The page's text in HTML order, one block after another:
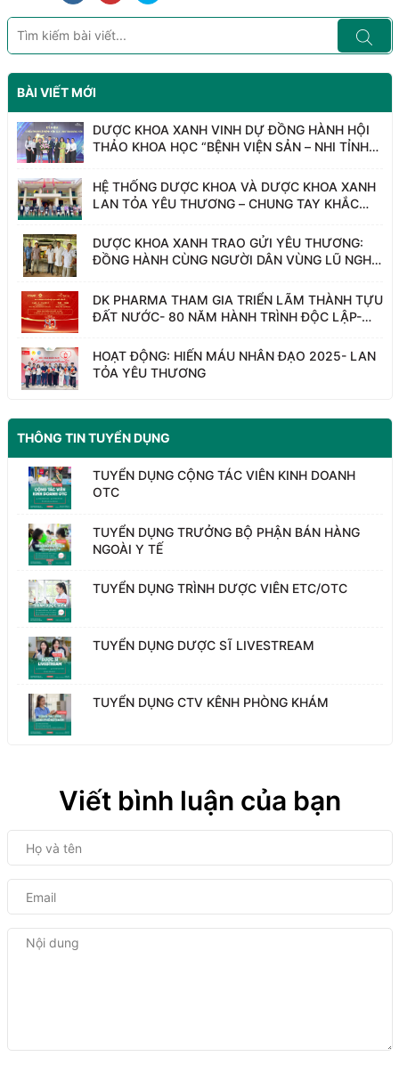
BÀI VIẾT MỚI
DƯỢC KHOA XANH VINH DỰ ĐỒNG HÀNH HỘI
THẢO KHOA HỌC “BỆNH VIỆN SẢN – NHI TỈNH
NGHIÊN CỨU”
HỆ THỐNG DƯỢC KHOA VÀ DƯỢC KHOA XANH
LAN TỎA YÊU THƯƠNG – CHUNG TAY KHẮC
DƯỢC KHOA XANH TRAO GỬI YÊU THƯƠNG:
ĐỒNG HÀNH CÙNG NGƯỜI DÂN VÙNG LŨ NGHỆ
DK PHARMA THAM GIA TRIỂN LÃM THÀNH TỰU
ĐẤT NƯỚC- 80 NĂM HÀNH TRÌNH ĐỘC LẬP-
HOẠT ĐỘNG: HIẾN MÁU NHÂN ĐẠO 2025- LAN
TỎA YÊU THƯƠNG
THÔNG TIN TUYỂN DỤNG
TUYỂN DỤNG CỘNG TÁC VIÊN KINH DOANH
OTC
TUYỂN DỤNG TRƯỞNG BỘ PHẬN BÁN HÀNG
NGOÀI Y TẾ
TUYỂN DỤNG TRÌNH DƯỢC VIÊN ETC/OTC
TUYỂN DỤNG DƯỢC SĨ LIVESTREAM
TUYỂN DỤNG CTV KÊNH PHÒNG KHÁM
Viết bình luận của bạn